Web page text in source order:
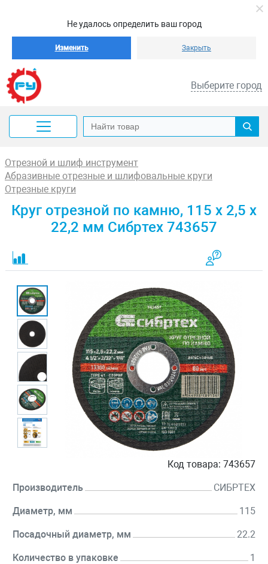
Не удалось определить ваш город
Изменить Закрыть
Выберите город
Отрезной и шлиф инструмент
Абразивные отрезные и шлифовальные круги
Отрезные круги
Круг отрезной по камню, 115 х 2,5 х
22,2 мм Сибртех 743657
Код товара: 743657
Производитель СИБРТЕХ
Диаметр, мм 115
Посадочный диаметр, мм 22.2
Количество в упаковке 1